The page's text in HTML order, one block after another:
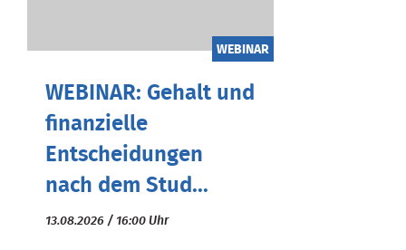
WEBINAR
WEBINAR: Gehalt und
finanzielle
Entscheidungen
nach dem Stud...
13.08.2026 / 16:00 Uhr